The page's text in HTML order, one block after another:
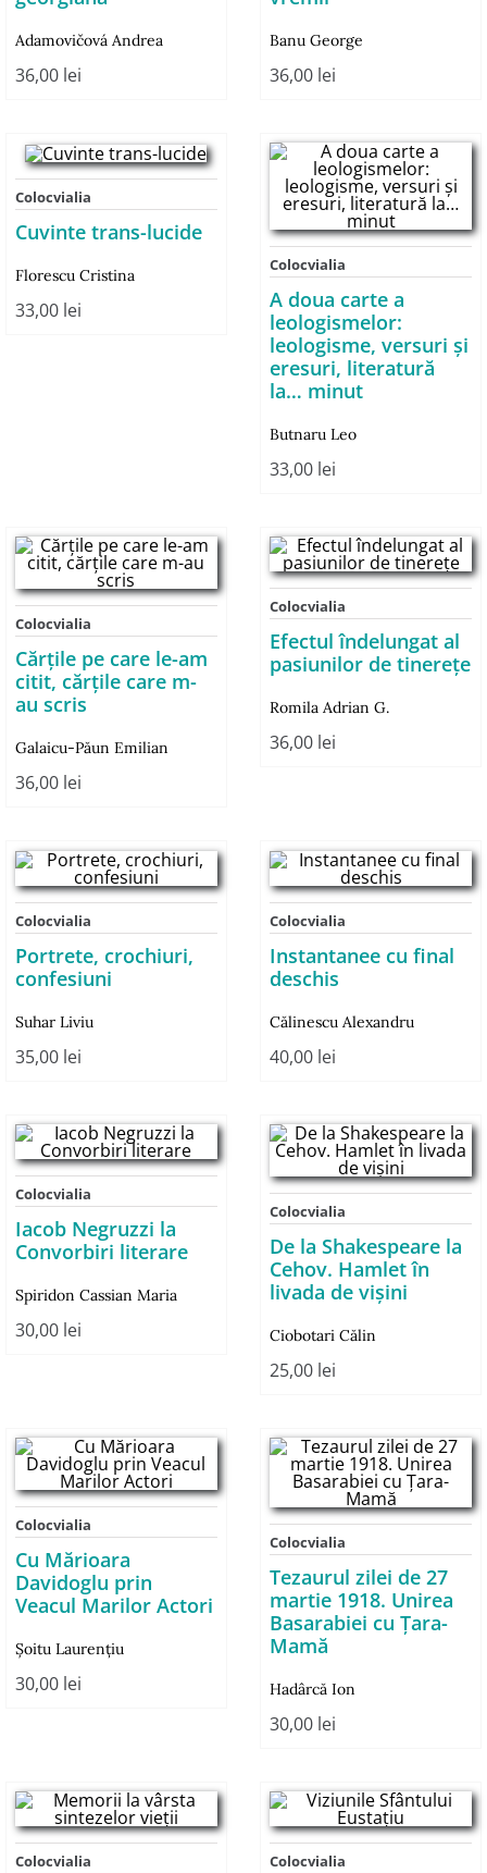
Adamovičová Andrea
36,00 lei
Banu George
36,00 lei
Colocvialia
Cuvinte trans-lucide
Florescu Cristina
33,00 lei
Colocvialia
A doua carte a
leologismelor:
leologisme, versuri şi
eresuri, literatură
la… minut
Butnaru Leo
33,00 lei
Colocvialia
Cărţile pe care le-am
citit, cărţile care m-
au scris
Galaicu-Păun Emilian
36,00 lei
Colocvialia
Efectul îndelungat al
pasiunilor de tinereţe
Romila Adrian G.
36,00 lei
Colocvialia
Portrete, crochiuri,
confesiuni
Suhar Liviu
35,00 lei
Colocvialia
Instantanee cu final
deschis
Călinescu Alexandru
40,00 lei
Colocvialia
Iacob Negruzzi la
Convorbiri literare
Spiridon Cassian Maria
30,00 lei
Colocvialia
De la Shakespeare la
Cehov. Hamlet în
livada de vișini
Ciobotari Călin
25,00 lei
Colocvialia
Cu Mărioara
Davidoglu prin
Veacul Marilor Actori
Șoitu Laurențiu
30,00 lei
Colocvialia
Tezaurul zilei de 27
martie 1918. Unirea
Basarabiei cu Țara-
Mamă
Hadârcă Ion
30,00 lei
Colocvialia Colocvialia